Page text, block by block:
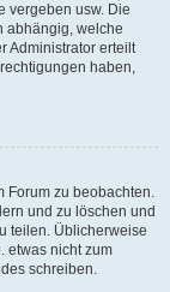
vergeben usw. Die
abhängig, welche
Administrator erteilt
haben,
Forum zu beobachten.
und zu löschen und
teilen. Üblicherweise
etwas nicht zum
schreiben.